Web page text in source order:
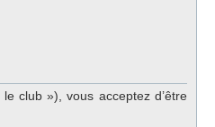
club »), vous acceptez d’être